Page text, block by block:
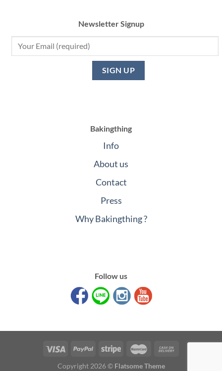
Newsletter Signup
Bakingthing
Info
About us
Contact
Press
Why Bakingthing ?
Follow us
Copyright 2026 © Flatsome Theme